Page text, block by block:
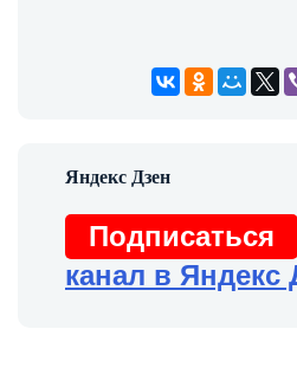
Подписаться
канал в Яндекс